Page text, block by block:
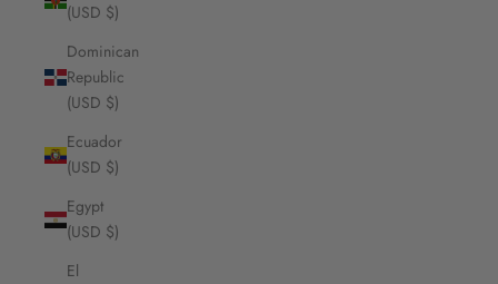
(USD $)
Dominican
Republic
(USD $)
Ecuador
(USD $)
Egypt
(USD $)
El